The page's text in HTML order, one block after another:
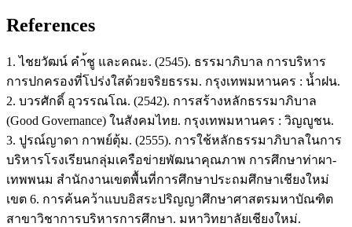
References
1. ไชยวัฒน์ คำ้ชู และคณะ. (2545). ธรรมาภิบาล การบริหาร
การปกครองที่โปร่งใสด้วยจริยธรรม. กรุงเทพมหานคร : น้ำฝน.
2. บวรศักดิ์ อุวรรณโณ. (2542). การสร้างหลักธรรมาภิบาล
(Good Governance) ในสังคมไทย. กรุงเทพมหานคร : วิญญูชน.
3. ปูรณ์ญาดา กาพย์ตุ้ม. (2555). การใช้หลักธรรมาภิบาลในการ
บริหารโรงเรียนกลุ่มเครือข่ายพัฒนาคุณภาพ การศึกษาท่าผา-
เทพพนม สำนักงานเขตพื้นที่การศึกษาประถมศึกษาเชียงใหม่
เขต 6. การค้นคว้าแบบอิสระปริญญาศึกษาศาสตรมหาบัณฑิต
สาขาวิชาการบริหารการศึกษา. มหาวิทยาลัยเชียงใหม่.